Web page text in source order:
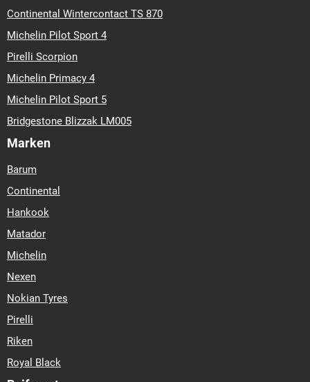
Continental Wintercontact TS 870
Michelin Pilot Sport 4
Pirelli Scorpion
Michelin Primacy 4
Michelin Pilot Sport 5
Bridgestone Blizzak LM005
Marken
Barum
Continental
Hankook
Matador
Michelin
Nexen
Nokian Tyres
Pirelli
Riken
Royal Black